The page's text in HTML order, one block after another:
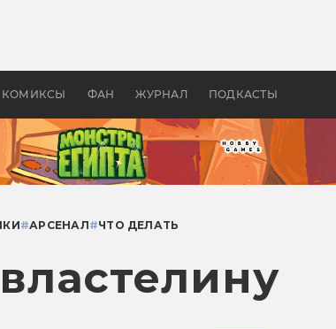
КОМИКСЫ ФАН ЖУРНАЛ ПОДКАСТЫ
—
бы «Властелина колец»
#АРСЕНАЛ#ЧТО ДЕЛАТЬ